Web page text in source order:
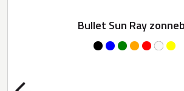
Bullet Sun Ray